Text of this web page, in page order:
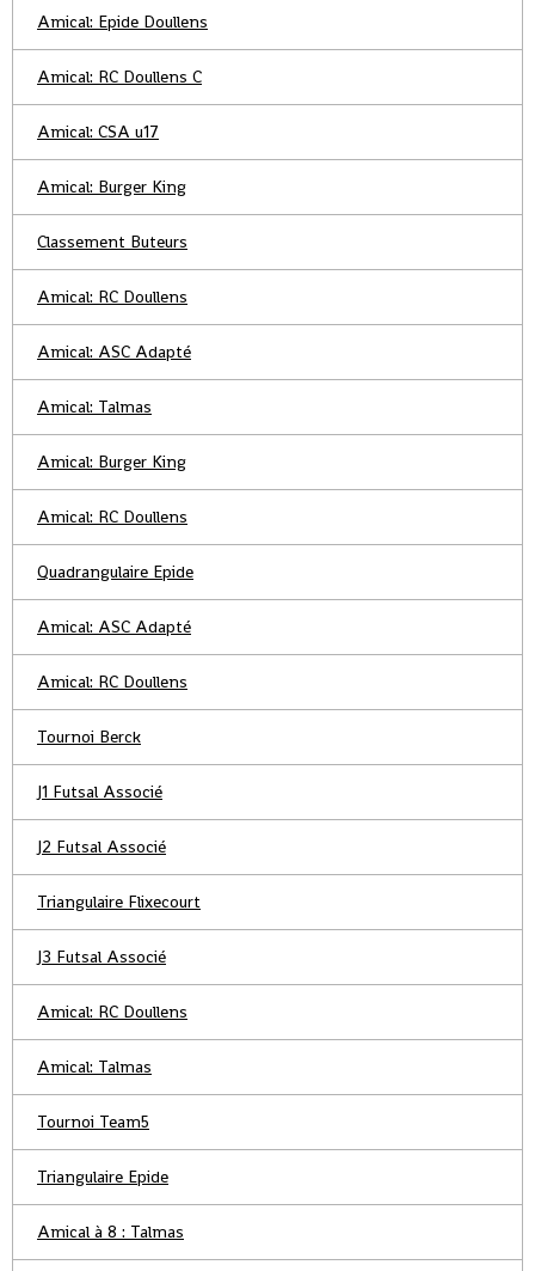
Amical: Epide Doullens
Amical: RC Doullens C
Amical: CSA u17
Amical: Burger King
Classement Buteurs
Amical: RC Doullens
Amical: ASC Adapté
Amical: Talmas
Amical: Burger King
Amical: RC Doullens
Quadrangulaire Epide
Amical: ASC Adapté
Amical: RC Doullens
Tournoi Berck
J1 Futsal Associé
J2 Futsal Associé
Triangulaire Flixecourt
J3 Futsal Associé
Amical: RC Doullens
Amical: Talmas
Tournoi Team5
Triangulaire Epide
Amical à 8 : Talmas